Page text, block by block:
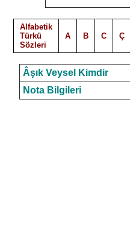
Alfabetik
Türkü
Sözleri
A B C Ç
Âşık Veysel Kimdir
Nota Bilgileri